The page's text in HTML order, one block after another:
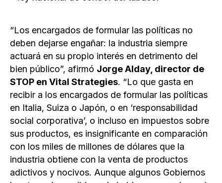
“Los encargados de formular las políticas no
deben dejarse engañar: la industria siempre
actuará en su propio interés en detrimento del
bien público”, afirmó Jorge Alday, director de
STOP en Vital Strategies. “Lo que gasta en
recibir a los encargados de formular las políticas
en Italia, Suiza o Japón, o en ‘responsabilidad
social corporativa’, o incluso en impuestos sobre
sus productos, es insignificante en comparación
con los miles de millones de dólares que la
industria obtiene con la venta de productos
adictivos y nocivos. Aunque algunos Gobiernos